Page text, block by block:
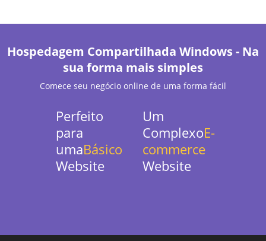
Hospedagem Compartilhada Windows - Na
sua forma mais simples
Comece seu negócio online de uma forma fácil
Perfeito
para
umaBásico
Website
Um
ComplexoE-
commerce
Website